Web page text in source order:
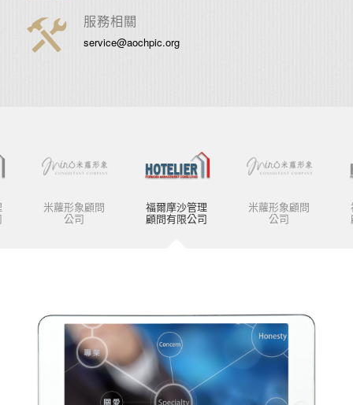
服務相關
service@aochpic.org
米蘿形象顧問
公司
福爾摩沙管理
顧問有限公司
米蘿形象顧問
公司